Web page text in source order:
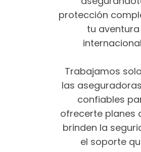
protección
tu aventura
Trabajamos
las
confiables
ofrecerte planes
brinden la
el soporte